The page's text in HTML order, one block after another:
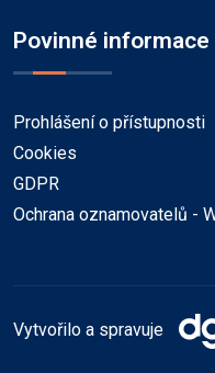
Povinné informace
Prohlášení o přístupnosti
Cookies
GDPR
Ochrana oznamovatelů -
Vytvořilo a spravuje